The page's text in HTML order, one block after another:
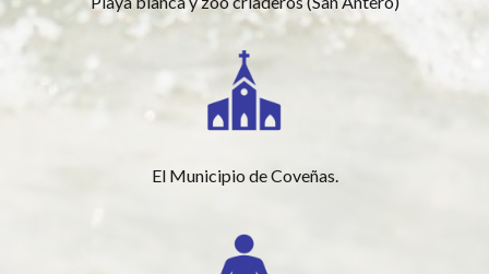
El Municipio de Coveñas.